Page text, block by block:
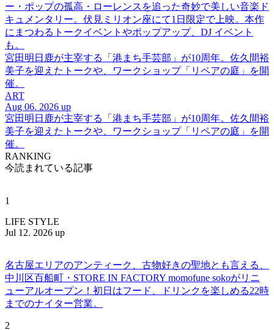
ー・ポップの孤高・ローレンスを追った奇妙で美しい音楽ド
キュメンタリー。伏見ミリオン座にて1日限定で上映。本作
にまつわるトークイベントやポップアップ、DJ イベント
も。
宮田明日鹿が主宰する「港まち手芸部」が10周年。佐久間裕
美子を迎えたトークや、ワークショップ「リペアの庭」を開
催。
ART
Aug 06. 2026 up
宮田明日鹿が主宰する「港まち手芸部」が10周年。佐久間裕
美子を迎えたトークや、ワークショップ「リペアの庭」を開
催。
RANKING
今読まれている記事
1
LIFE STYLE
Jul 12. 2026 up
名古屋エリアのアンティーク、古物好きの聖地とも言える、
中川区百船町・STORE IN FACTORY momofune sokoがリニ
ューアルオープン！初日はフード、ドリンクを楽しめる22時
までのナイター営業。
2